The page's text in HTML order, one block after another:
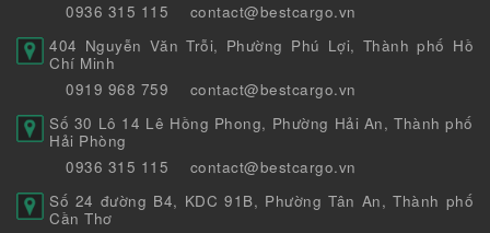
0936 315 115
contact@bestcargo.vn
404 Nguyễn Văn Trỗi, Phường Phú Lợi, Thành phố Hồ
Chí Minh
0919 968 759
contact@bestcargo.vn
Số 30 Lô 14 Lê Hồng Phong, Phường Hải An, Thành phố
Hải Phòng
0936 315 115
contact@bestcargo.vn
Số 24 đường B4, KDC 91B, Phường Tân An, Thành phố
Cần Thơ